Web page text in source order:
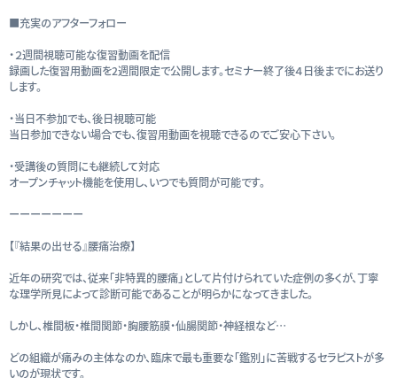
■充実のアフターフォロー
・２週間視聴可能な復習動画を配信
録画した復習用動画を2週間限定で公開します。セミナー終了後４日後までにお送り
します。
・当日不参加でも、後日視聴可能
当日参加できない場合でも、復習用動画を視聴できるのでご安心下さい。
・受講後の質問にも継続して対応
オープンチャット機能を使用し、いつでも質問が可能です。
ーーーーーーー
【『結果の出せる』腰痛治療】
近年の研究では、従来「非特異的腰痛」として片付けられていた症例の多くが、丁寧
な理学所見によって診断可能であることが明らかになってきました。
しかし、椎間板・椎間関節・胸腰筋膜・仙腸関節・神経根など…
どの組織が痛みの主体なのか、臨床で最も重要な「鑑別」に苦戦するセラピストが多
いのが現状です。